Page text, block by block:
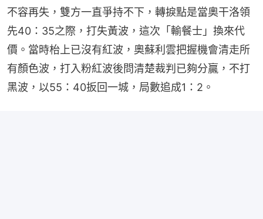
不容再失，雙方一直爭持不下，轉捩點是當奧干洛領
先40：35之際，打失黃波，這次「輸餐士」換來代
價。當時枱上已沒有紅波，奧蘇利雲把握機會清走所
有顏色波，打入粉紅波後問清楚裁判已夠分贏，不打
黑波，以55：40扳回一城，局數追成1：2。